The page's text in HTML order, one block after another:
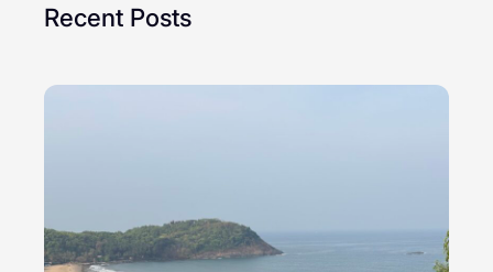
Recent Posts